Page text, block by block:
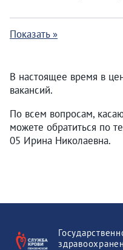
Показать »
В настоящее время в
вакансий.
По всем вопросам,
можете обратиться по
05 Ирина Николаевна.